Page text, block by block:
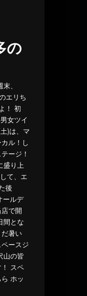
の
、
エリち
！ 初
女ツイ
)は、マ
ル！し
ージ！
盛り上
て、エ
後
ールデ
で開
間とな
暑い
ースジ
山の皆
スペ
ホッ